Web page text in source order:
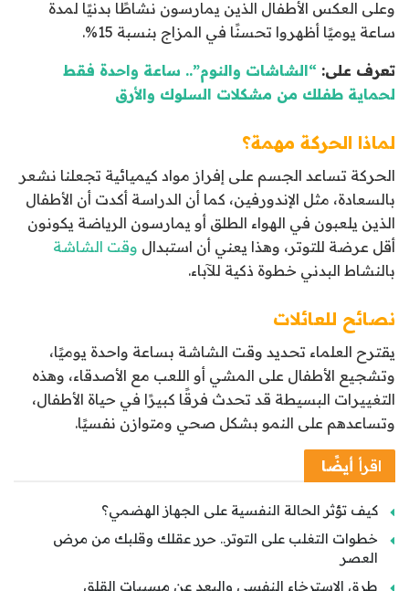
وعلى العكس الأطفال الذين يمارسون نشاطًا بدنيًا لمدة
ساعة يوميًا أظهروا تحسنًا في المزاج بنسبة 15%.
تعرف على: “الشاشات والنوم”.. ساعة واحدة فقط
لحماية طفلك من مشكلات السلوك والأرق
لماذا الحركة مهمة؟
الحركة تساعد الجسم على إفراز مواد كيميائية تجعلنا نشعر
بالسعادة، مثل الإندورفين، كما أن الدراسة أكدت أن الأطفال
الذين يلعبون في الهواء الطلق أو يمارسون الرياضة يكونون
أقل عرضة للتوتر، وهذا يعني أن استبدال وقت الشاشة
بالنشاط البدني خطوة ذكية للآباء.
نصائح للعائلات
يقترح العلماء تحديد وقت الشاشة بساعة واحدة يوميًا،
وتشجيع الأطفال على المشي أو اللعب مع الأصدقاء، وهذه
التغييرات البسيطة قد تحدث فرقًا كبيرًا في حياة الأطفال،
وتساعدهم على النمو بشكل صحي ومتوازن نفسيًا.
اقرأ أيضًا
كيف تؤثر الحالة النفسية على الجهاز الهضمي؟
خطوات التغلب على التوتر.. حرر عقلك وقلبك من مرض
العصر
طرق الاسترخاء النفسي والبعد عن مسببات القلق